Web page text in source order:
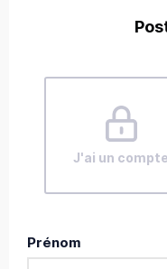
J'ai un compte
Prénom